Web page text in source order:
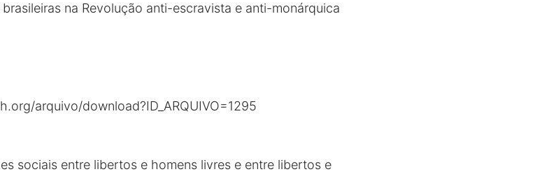
na Revolução anti-escravista e anti-monárquica
arquivo/download?ID_ARQUIVO=1295
sociais entre libertos e homens livres e entre libertos e